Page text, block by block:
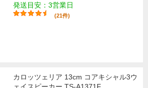
発送目安：3営業日
(21件)
カロッツェリア 13cm コアキシャル3ウ